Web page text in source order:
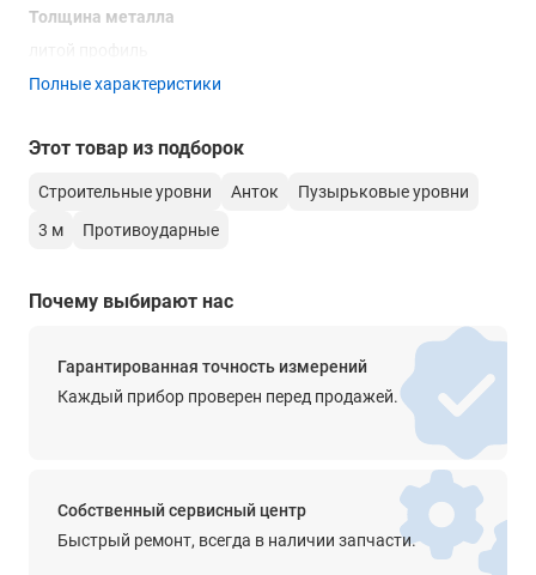
Толщина металла
Точность пузырька
Фрезерованная грань
Полные характеристики
Этот товар из подборок
Строительные уровни Анток
Пузырьковые уровни
3 м
Противоударные
Почему выбирают нас
Гарантированная точность измерений
Каждый прибор проверен перед продажей.
Собственный сервисный центр
Быстрый ремонт, всегда в наличии запчасти.